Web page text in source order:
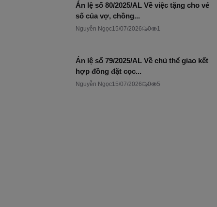
Án lệ số 80/2025/AL Về việc tặng cho vé
số của vợ, chồng...
Nguyễn Ngọc15/07/2026 0 1
Án lệ số 79/2025/AL Về chủ thể giao kết
hợp đồng đặt cọc...
Nguyễn Ngọc15/07/2026 0 5